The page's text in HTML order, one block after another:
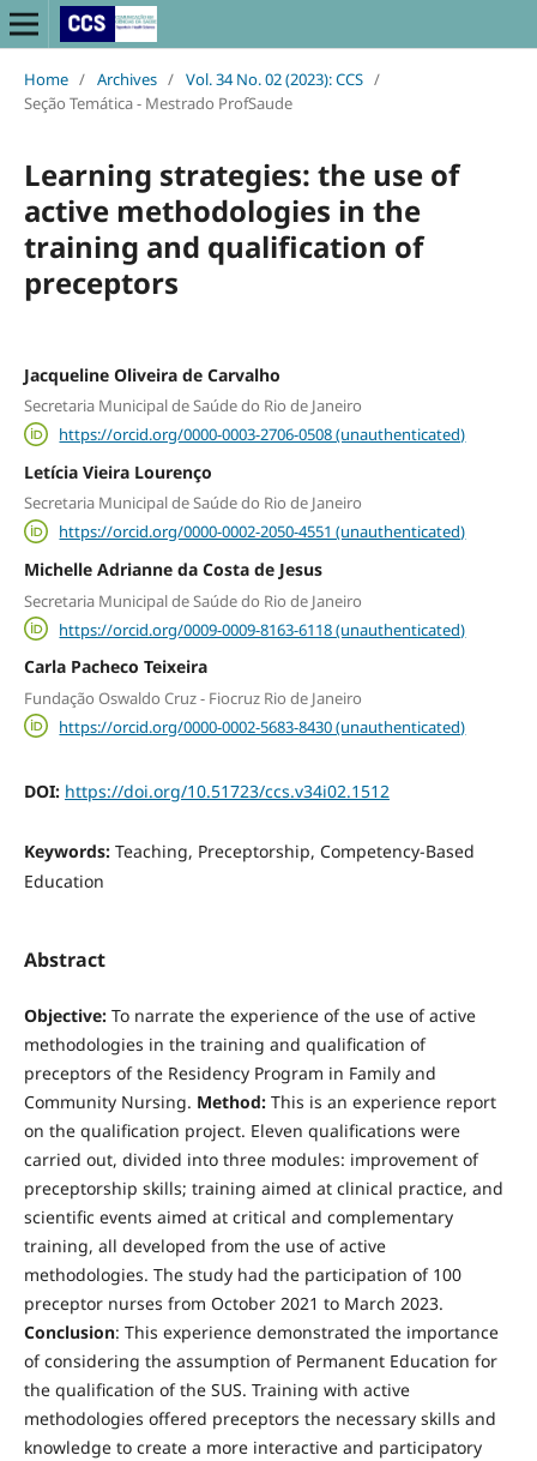
Home / Archives / Vol. 34 No. 02 (2023): CCS /
Seção Temática - Mestrado ProfSaude
Learning strategies: the use of
active methodologies in the
training and qualification of
preceptors
Jacqueline Oliveira de Carvalho
Secretaria Municipal de Saúde do Rio de Janeiro
https://orcid.org/0000-0003-2706-0508 (unauthenticated)
Letícia Vieira Lourenço
Secretaria Municipal de Saúde do Rio de Janeiro
https://orcid.org/0000-0002-2050-4551 (unauthenticated)
Michelle Adrianne da Costa de Jesus
Secretaria Municipal de Saúde do Rio de Janeiro
https://orcid.org/0009-0009-8163-6118 (unauthenticated)
Carla Pacheco Teixeira
Fundação Oswaldo Cruz - Fiocruz Rio de Janeiro
https://orcid.org/0000-0002-5683-8430 (unauthenticated)
DOI: https://doi.org/10.51723/ccs.v34i02.1512
Keywords: Teaching, Preceptorship, Competency-Based
Education
Abstract
Objective:To narrate the experience of the use of active
methodologies in the training and qualification of
preceptors of the Residency Program in Family and
Community Nursing. Method:This is an experience report
on the qualification project. Eleven qualifications were
carried out, divided into three modules: improvement of
preceptorship skills; training aimed at clinical practice, and
scientific events aimed at critical and complementary
training, all developed from the use of active
methodologies. The study had the participation of 100
preceptor nurses from October 2021 to March 2023.
Conclusion: This experience demonstrated the importance
of considering the assumption of Permanent Education for
the qualification of the SUS. Training with active
methodologies offered preceptors the necessary skills and
knowledge to create a more interactive and participatory